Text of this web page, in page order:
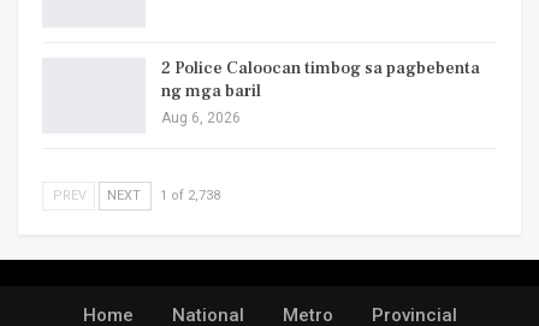
2 Police Caloocan timbog sa pagbebenta
ng mga baril
Aug 6, 2026
PREV NEXT 1 of 2,738
Home National Metro Provincial